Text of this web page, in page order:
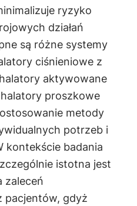
ryzyko
działań
są różne systemy
ciśnieniowe z
aktywowane
proszkowe
metody
potrzeb i
kontekście badania
istotna jest
zaleceń
pacjentów, gdyż